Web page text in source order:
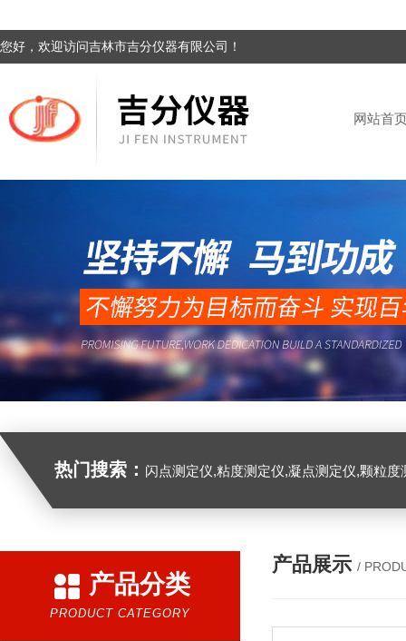
您好，欢迎访问吉林市吉分仪器有限公司！
网站首
热门搜索： 闪点测定仪,粘度测定仪,凝点测定仪,颗粒
产品分类
PRODUCT CATEGORY
产品展示 /